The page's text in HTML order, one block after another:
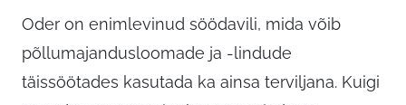
Oder on enimlevinud söödavili, mida võib
põllumajandusloomade ja -lindude
täissöötades kasutada ka ainsa terviljana. Kuigi